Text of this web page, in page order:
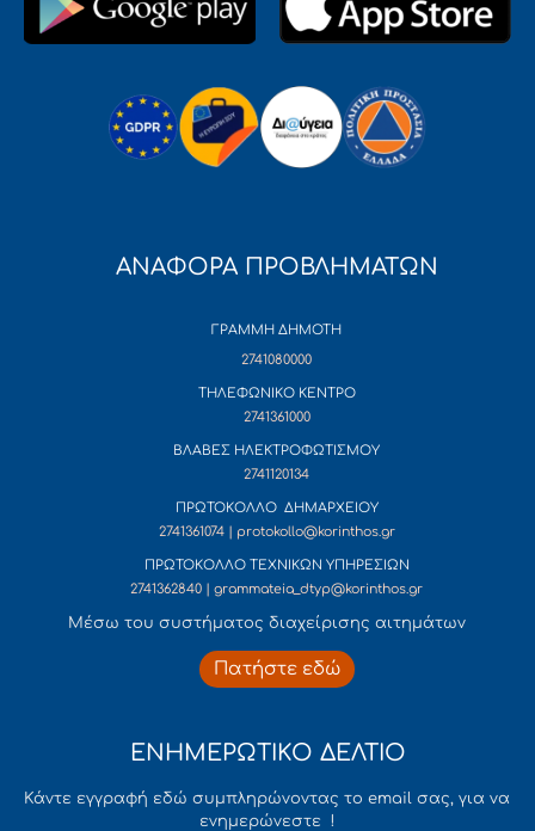
ΑΝΑΦΟΡΑ ΠΡΟΒΛΗΜΑΤΩΝ
ΓΡΑΜΜΗ ΔΗΜΟΤΗ
2741080000
ΤΗΛΕΦΩΝΙΚΟ ΚΕΝΤΡΟ
2741361000
ΒΛΑΒΕΣ ΗΛΕΚΤΡΟΦΩΤΙΣΜΟΥ
2741120134
ΠΡΩΤΟΚΟΛΛΟ ΔΗΜΑΡΧΕΙΟΥ
2741361074 | protokollo@korinthos.gr
ΠΡΩΤΟΚΟΛΛΟ ΤΕΧΝΙΚΩΝ ΥΠΗΡΕΣΙΩΝ
2741362840 | grammateia_dtyp@korinthos.gr
Mέσω του συστήματος διαχείρισης αιτημάτων
Πατήστε εδώ
ΕΝΗΜΕΡΩΤΙΚΟ ΔΕΛΤΙΟ
Κάντε εγγραφή εδώ συμπληρώνοντας το email σας, για να
ενημερώνεστε !